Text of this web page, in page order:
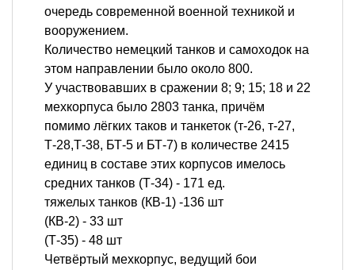
очередь современной военной техникой и
вооружением.
Количество немецкий танков и самоходок на
этом направлении было около 800.
У участвовавших в сражении 8; 9; 15; 18 и 22
мехкорпуса было 2803 танка, причём
помимо лёгких таков и танкеток (т-26, т-27,
Т-28,Т-38, БТ-5 и БТ-7) в количестве 2415
единиц в составе этих корпусов имелось
средних танков (Т-34) - 171 ед.
тяжелых танков (КВ-1) -136 шт
(КВ-2) - 33 шт
(Т-35) - 48 шт
Четвёртый мехкорпус, ведущий бои